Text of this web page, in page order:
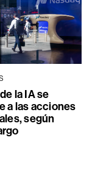
la IA se
a las acciones
según